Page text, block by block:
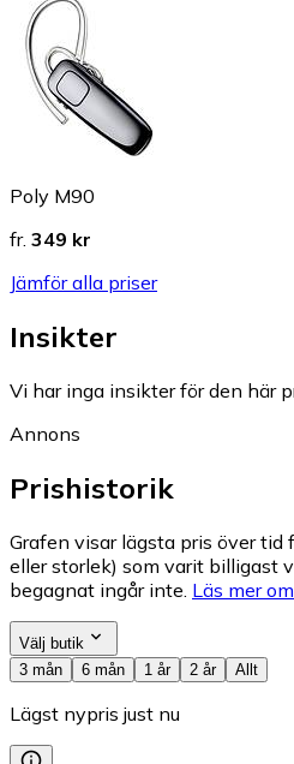
Poly M90
fr. 349 kr
Jämför alla priser
Insikter
Vi har inga insikter för den här
Annons
Prishistorik
Grafen visar lägsta pris över tid
eller storlek) som varit billigast
begagnat ingår inte. Läs mer
Välj butik
3 mån
6 mån 1 år 2 år Allt
Lägst nypris just nu